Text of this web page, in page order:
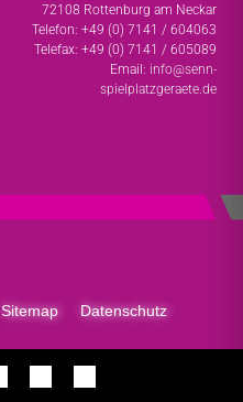
72108 Rottenburg am Neckar
Telefon: +49 (0) 7141 / 604063
Telefax: +49 (0) 7141 / 605089
Email: info@senn-
spielplatzgeraete.de
Sitemap Datenschutz